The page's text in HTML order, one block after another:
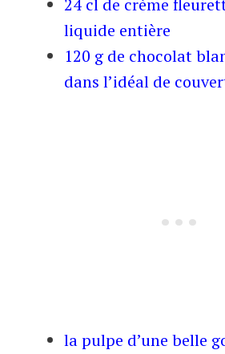
24 cl de crème
liquide entière
120 g de chocolat
dans l’idéal de
la pulpe d’une belle